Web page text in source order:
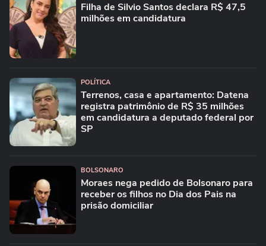
Filha de Silvio Santos declara R$ 47,5
milhões em candidatura
POLÍTICA
Terrenos, casa e apartamento: Datena
registra patrimônio de R$ 35 milhões
em candidatura a deputado federal por
SP
BOLSONARO
Moraes nega pedido de Bolsonaro para
receber os filhos no Dia dos Pais na
prisão domiciliar